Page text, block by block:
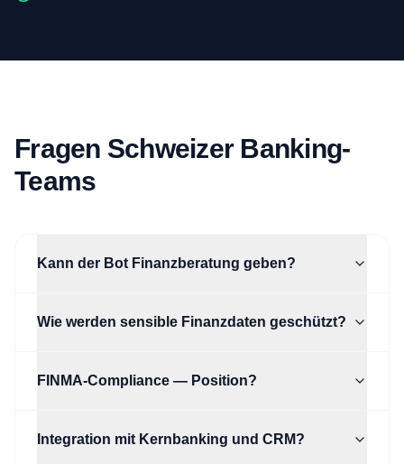
Fragen Schweizer Banking-
Teams
Kann der Bot Finanzberatung geben?
Wie werden sensible Finanzdaten geschützt?
FINMA-Compliance — Position?
Integration mit Kernbanking und CRM?